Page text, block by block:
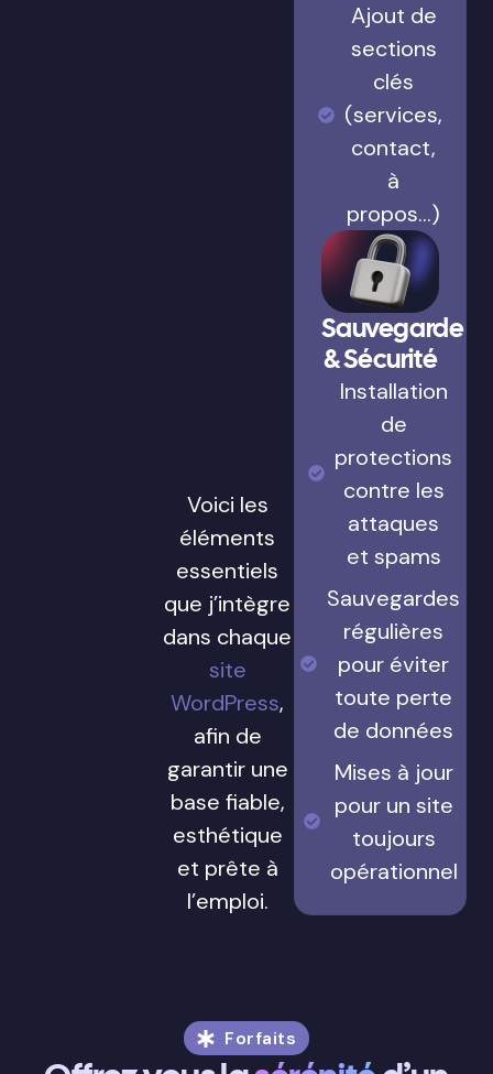
Voici les
éléments
essentiels
que j’intègre
dans chaque
site
WordPress,
afin de
garantir une
base fiable,
esthétique
et prête à
l’emploi.
Ajout de
sections
clés
(services,
contact,
à
propos…)
Sauvegarde
& Sécurité
Installation
de
protections
contre les
attaques
et spams
Sauvegardes
régulières
pour éviter
toute perte
de données
Mises à jour
pour un site
toujours
opérationnel
Forfaits